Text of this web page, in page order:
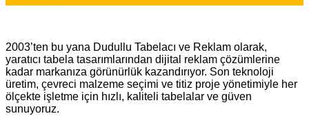
2003’ten bu yana Dudullu Tabelacı ve Reklam olarak,
yaratıcı tabela tasarımlarından dijital reklam çözümlerine
kadar markanıza görünürlük kazandırıyor. Son teknoloji
üretim, çevreci malzeme seçimi ve titiz proje yönetimiyle her
ölçekte işletme için hızlı, kaliteli tabelalar ve güven
sunuyoruz.